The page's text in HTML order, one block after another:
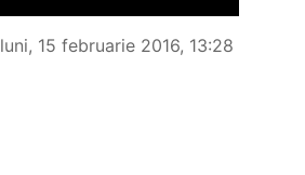
luni, 15 februarie 2016, 13:28